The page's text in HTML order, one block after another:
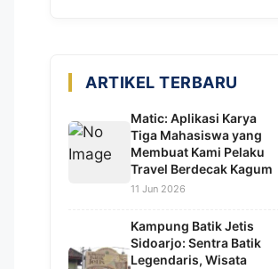
ARTIKEL TERBARU
Matic: Aplikasi Karya
Tiga Mahasiswa yang
Membuat Kami Pelaku
Travel Berdecak Kagum
11 Jun 2026
Kampung Batik Jetis
Sidoarjo: Sentra Batik
Legendaris, Wisata